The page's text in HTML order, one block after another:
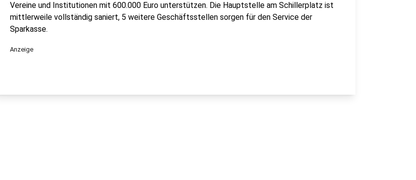
Vereine und Institutionen mit 600.000 Euro unterstützen. Die Hauptstelle am Schillerplatz ist
mittlerweile vollständig saniert, 5 weitere Geschäftsstellen sorgen für den Service der
Sparkasse.
Anzeige